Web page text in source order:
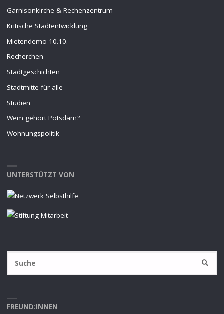
Garnisonkirche & Rechenzentrum
Kritische Stadtentwicklung
Mietendemo 10.10.
Recherchen
Stadtgeschichten
Stadtmitte für alle
Studien
Wem gehört Potsdam?
Wohnungspolitik
UNTERSTÜTZT VON
SUCHE
FREUND:INNEN